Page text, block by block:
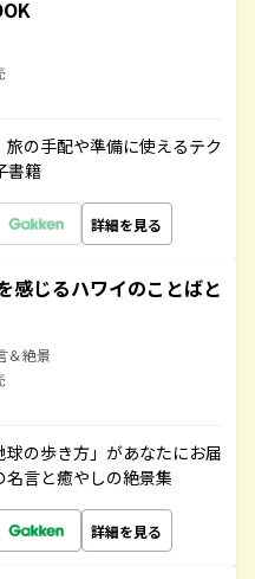
の手配や準備に使えるテク
書籍
詳細を見る
感じるハワイのことばと
＆絶景
の歩き方」があなたにお届
言と癒やしの絶景集
詳細を見る